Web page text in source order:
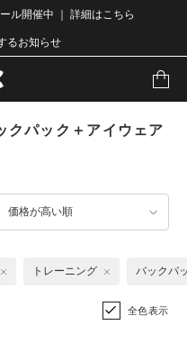
ル開催中 ｜ 詳細はこちら
るお知らせ
クパック＋アイウェア
価格が高い順
トレーニング バックパ
全色表示